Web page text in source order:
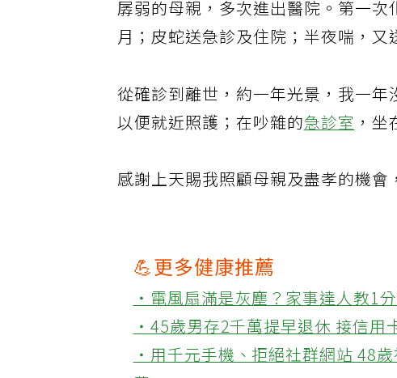
孱弱的母親，多次進出醫院。第一
月；皮蛇送急診及住院；半夜喘，又
從確診到離世，約一年光景，我一
以便就近照護；在吵雜的急診室 ，
感謝上天賜我照顧母親及盡孝的機會
💪更多健康推薦
‧電風扇滿是灰塵？家事達人教1
‧45歲男存2千萬提早退休 接信用
‧用千元手機、拒絕社群網站 48